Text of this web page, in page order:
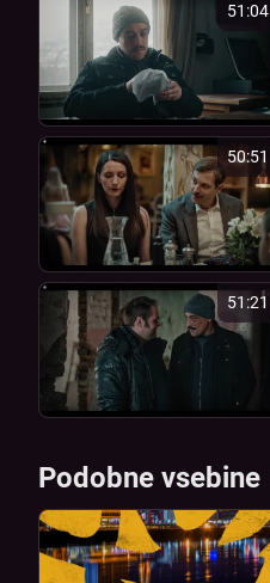
51:04
50:51
51:21
Podobne vsebine